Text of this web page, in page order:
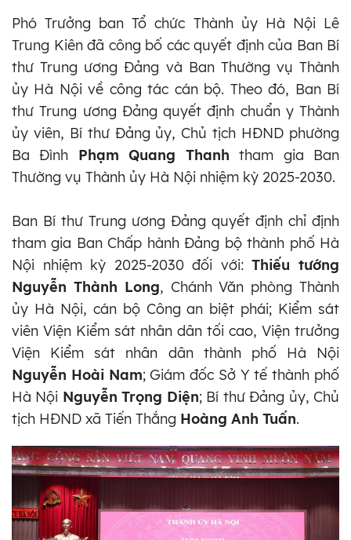
Phó Trưởng ban Tổ chức Thành ủy Hà Nội Lê
Trung Kiên đã công bố các quyết định của Ban Bí
thư Trung ương Đảng và Ban Thường vụ Thành
ủy Hà Nội về công tác cán bộ. Theo đó, Ban Bí
thư Trung ương Đảng quyết định chuẩn y Thành
ủy viên, Bí thư Đảng ủy, Chủ tịch HĐND phường
Ba Đình Phạm Quang Thanh tham gia Ban
Thường vụ Thành ủy Hà Nội nhiệm kỳ 2025-2030.
Ban Bí thư Trung ương Đảng quyết định chỉ định
tham gia Ban Chấp hành Đảng bộ thành phố Hà
Nội nhiệm kỳ 2025-2030 đối với:Thiếu tướng
Nguyễn Thành Long, Chánh Văn phòng Thành
ủy Hà Nội, cán bộ Công an biệt phái; Kiểm sát
viên Viện Kiểm sát nhân dân tối cao, Viện trưởng
Viện Kiểm sát nhân dân thành phố Hà Nội
Nguyễn Hoài Nam; Giám đốc Sở Y tế thành phố
Hà Nội Nguyễn Trọng Diện; Bí thư Đảng ủy, Chủ
tịch HĐND xã Tiến Thắng Hoàng Anh Tuấn.